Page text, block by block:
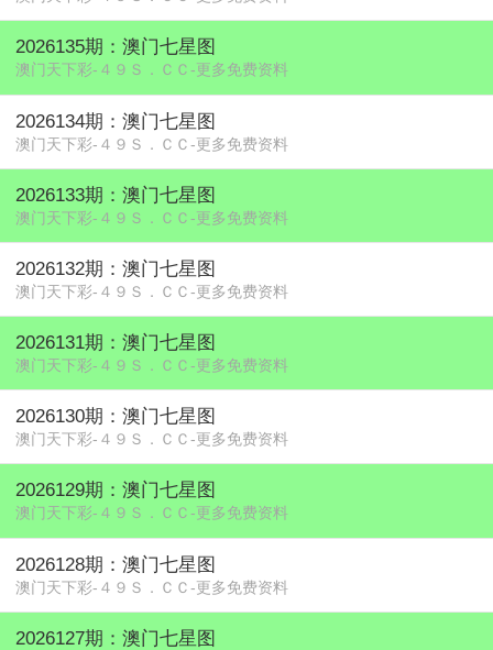
2026135期：澳门七星图
澳门天下彩-４９Ｓ．ＣＣ-更多免费资料
2026134期：澳门七星图
澳门天下彩-４９Ｓ．ＣＣ-更多免费资料
2026133期：澳门七星图
澳门天下彩-４９Ｓ．ＣＣ-更多免费资料
2026132期：澳门七星图
澳门天下彩-４９Ｓ．ＣＣ-更多免费资料
2026131期：澳门七星图
澳门天下彩-４９Ｓ．ＣＣ-更多免费资料
2026130期：澳门七星图
澳门天下彩-４９Ｓ．ＣＣ-更多免费资料
2026129期：澳门七星图
澳门天下彩-４９Ｓ．ＣＣ-更多免费资料
2026128期：澳门七星图
澳门天下彩-４９Ｓ．ＣＣ-更多免费资料
2026127期：澳门七星图